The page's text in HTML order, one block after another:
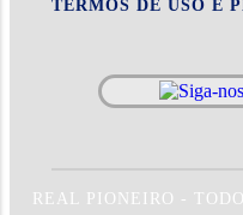
TERMOS DE USO E
REAL PIONEIRO -